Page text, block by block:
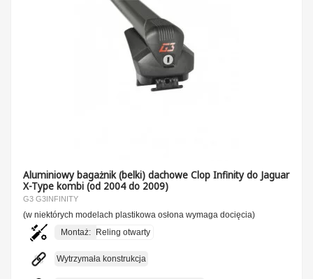
Aluminiowy bagażnik (belki) dachowe Clop Infinity do Jaguar
X-Type kombi (od 2004 do 2009)
G3 G3INFINITY
(w niektórych modelach plastikowa osłona wymaga docięcia)
Montaż: Reling otwarty
Wytrzymała konstrukcja